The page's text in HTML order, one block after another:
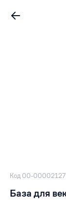
Код 00-00002127
База для